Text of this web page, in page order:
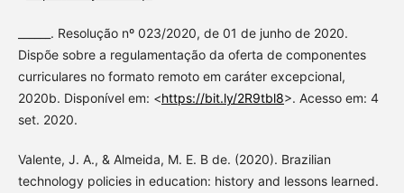
______. Resolução nº 023/2020, de 01 de junho de 2020.
Dispõe sobre a regulamentação da oferta de componentes
curriculares no formato remoto em caráter excepcional,
2020b. Disponível em: <https://bit.ly/2R9tbl8>. Acesso em: 4
set. 2020.
Valente, J. A., & Almeida, M. E. B de. (2020). Brazilian
technology policies in education: history and lessons learned.